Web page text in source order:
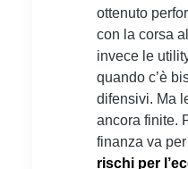
ottenuto
con la corsa
invece le
quando c’è
difensivi. Ma
ancora finite.
finanza va
rischi per